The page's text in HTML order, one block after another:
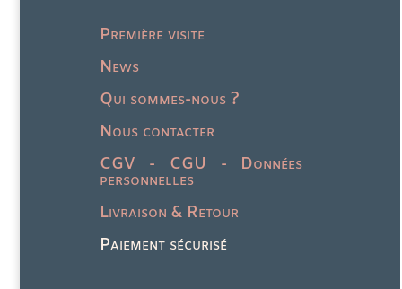
Première visite
News
Qui sommes-nous ?
Nous contacter
CGV - CGU - Données
personnelles
Livraison & Retour
Paiement sécurisé